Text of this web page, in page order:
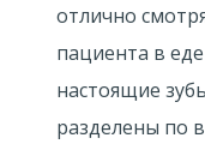
отлично
пациента в
настоящие
разделены по